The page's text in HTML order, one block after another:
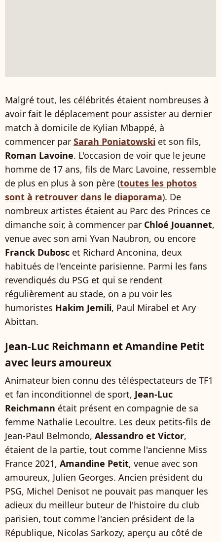
Malgré tout, les célébrités étaient nombreuses à
avoir fait le déplacement pour assister au dernier
match à domicile de Kylian Mbappé, à
commencer par Sarah Poniatowski et son fils,
Roman Lavoine. L'occasion de voir que le jeune
homme de 17 ans, fils de Marc Lavoine, ressemble
de plus en plus à son père (toutes les photos
sont à retrouver dans le diaporama). De
nombreux artistes étaient au Parc des Princes ce
dimanche soir, à commencer par Chloé Jouannet,
venue avec son ami Yvan Naubron, ou encore
Franck Dubosc et Richard Anconina, deux
habitués de l'enceinte parisienne. Parmi les fans
revendiqués du PSG et qui se rendent
régulièrement au stade, on a pu voir les
humoristes Hakim Jemili, Paul Mirabel et Ary
Abittan.
Jean-Luc Reichmann et Amandine Petit
avec leurs amoureux
Animateur bien connu des téléspectateurs de TF1
et fan inconditionnel de sport, Jean-Luc
Reichmann était présent en compagnie de sa
femme Nathalie Lecoultre. Les deux petits-fils de
Jean-Paul Belmondo, Alessandro et Victor,
étaient de la partie, tout comme l'ancienne Miss
France 2021, Amandine Petit, venue avec son
amoureux, Julien Georges. Ancien président du
PSG, Michel Denisot ne pouvait pas manquer les
adieux du meilleur buteur de l'histoire du club
parisien, tout comme l'ancien président de la
République, Nicolas Sarkozy, aperçu au côté de